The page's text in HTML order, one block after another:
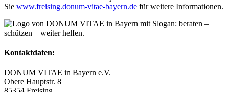
Sie www.freising.donum-vitae-bayern.de für weitere Informationen.
Kontaktdaten:
DONUM VITAE in Bayern e.V.
Obere Hauptstr. 8